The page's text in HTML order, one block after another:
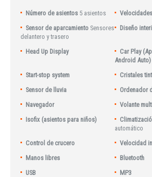
Número de asientos 5 asientos
Sensor de aparcamiento Sensores
delantero y trasero
Diseño
Head Up Display
Car Play
Android Auto)
Start-stop system
Cristales
Sensor de lluvia
Ordenador
Navegador
Volante
Isofix (asientos para niños)
automático
Control de crucero
Velocidad
Manos libres
Bluetooth
USB
MP3